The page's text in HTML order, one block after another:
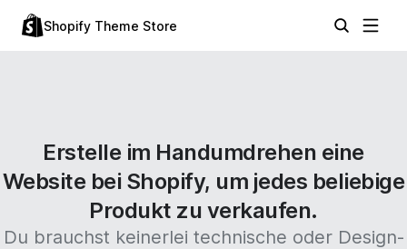
Shopify Theme Store
Erstelle im Handumdrehen eine
Website bei Shopify, um jedes beliebige
Produkt zu verkaufen.
Du brauchst keinerlei technische oder Design-